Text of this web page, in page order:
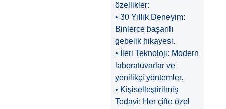
özellikler:
• 30 Yıllık Deneyim:
Binlerce başarılı
gebelik hikayesi.
• İleri Teknoloji: Modern
laboratuvarlar ve
yenilikçi yöntemler.
• Kişiselleştirilmiş
Tedavi: Her çifte özel